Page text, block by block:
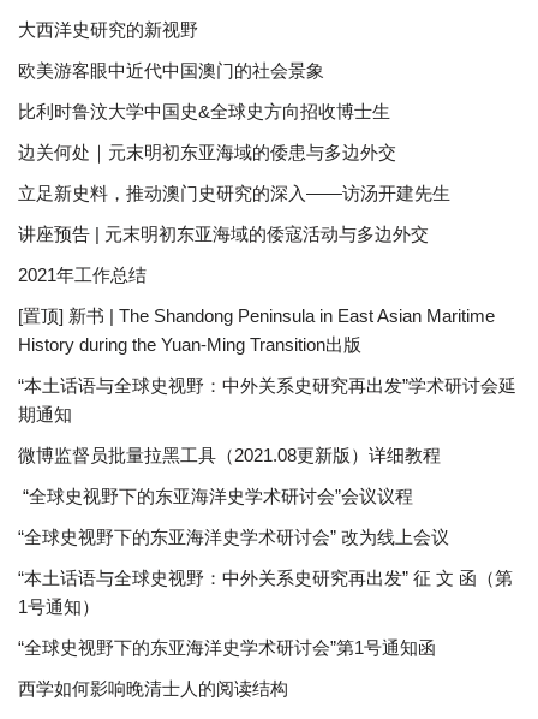
大西洋史研究的新视野
欧美游客眼中近代中国澳门的社会景象
比利时鲁汶大学中国史&全球史方向招收博士生
边关何处｜元末明初东亚海域的倭患与多边外交
立足新史料，推动澳门史研究的深入——访汤开建先生
讲座预告 | 元末明初东亚海域的倭寇活动与多边外交
2021年工作总结
[置顶] 新书 | The Shandong Peninsula in East Asian Maritime
History during the Yuan-Ming Transition出版
“本土话语与全球史视野：中外关系史研究再出发”学术研讨会延
期通知
微博监督员批量拉黑工具（2021.08更新版）详细教程
“全球史视野下的东亚海洋史学术研讨会”会议议程
“全球史视野下的东亚海洋史学术研讨会” 改为线上会议
“本土话语与全球史视野：中外关系史研究再出发” 征 文 函（第
1号通知）
“全球史视野下的东亚海洋史学术研讨会”第1号通知函
西学如何影响晚清士人的阅读结构